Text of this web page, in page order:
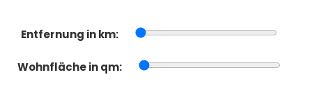
Entfernung in km:
Wohnfläche in qm: